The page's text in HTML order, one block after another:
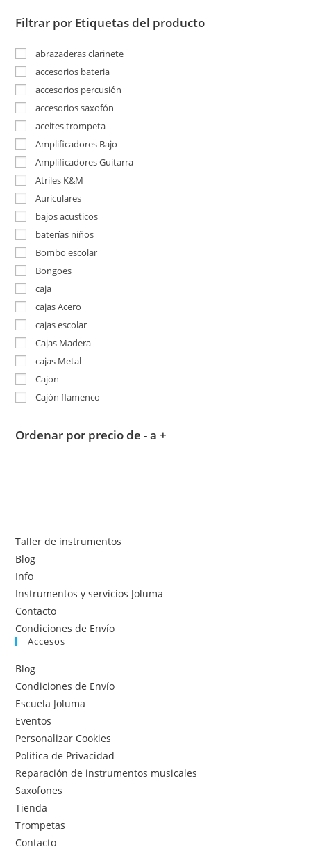
Filtrar por Etiquetas del producto
abrazaderas clarinete
accesorios bateria
accesorios percusión
accesorios saxofón
aceites trompeta
Amplificadores Bajo
Amplificadores Guitarra
Atriles K&M
Auriculares
bajos acusticos
baterías niños
Bombo escolar
Bongoes
caja
cajas Acero
cajas escolar
Cajas Madera
cajas Metal
Cajon
Cajón flamenco
Ordenar por precio de - a +
Taller de instrumentos
Blog
Info
Instrumentos y servicios Joluma
Contacto
Condiciones de Envío
Accesos
Blog
Condiciones de Envío
Escuela Joluma
Eventos
Personalizar Cookies
Política de Privacidad
Reparación de instrumentos musicales
Saxofones
Tienda
Trompetas
Contacto